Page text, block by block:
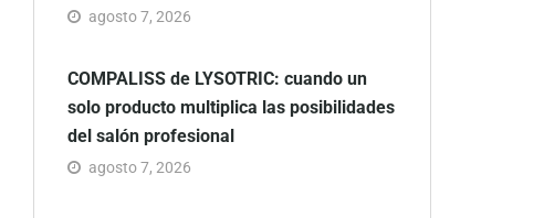
agosto 7, 2026
COMPALISS de LYSOTRIC: cuando un
solo producto multiplica las posibilidades
del salón profesional
agosto 7, 2026